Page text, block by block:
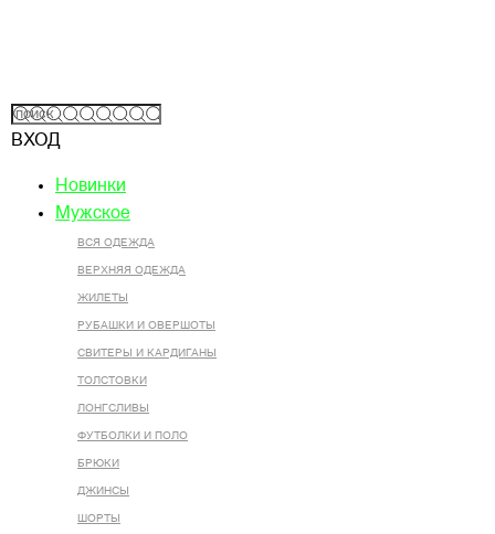
ВХОД
Новинки
Мужское
ВСЯ ОДЕЖДА
ВЕРХНЯЯ ОДЕЖДА
ЖИЛЕТЫ
РУБАШКИ И ОВЕРШОТЫ
СВИТЕРЫ И КАРДИГАНЫ
ТОЛСТОВКИ
ЛОНГСЛИВЫ
ФУТБОЛКИ И ПОЛО
БРЮКИ
ДЖИНСЫ
ШОРТЫ